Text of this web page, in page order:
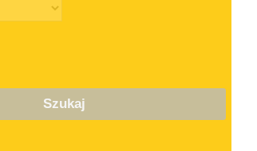
Szukaj